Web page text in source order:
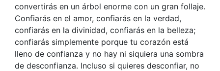
convertirás en un árbol enorme con un gran follaje.
Confiarás en el amor, confiarás en la verdad,
confiarás en la divinidad, confiarás en la belleza;
confiarás simplemente porque tu corazón está
lleno de confianza y no hay ni siquiera una sombra
de desconfianza. Incluso si quieres desconfiar, no